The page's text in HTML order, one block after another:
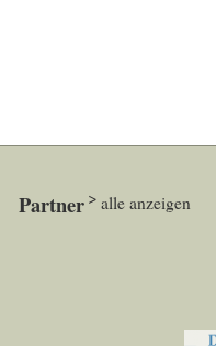
Partner alle anzeigen